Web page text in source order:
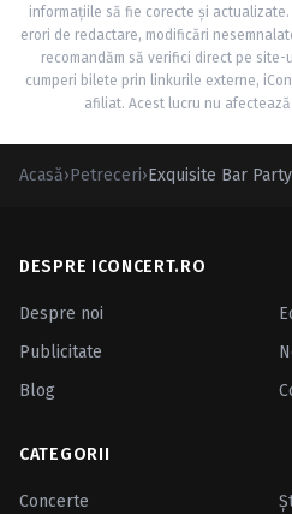
informațiile să fie corecte și
erori de redactare, modificări
recomandăm să verifici direct pe
cumperi bilete prin linkurile externe,
afiliat. Acest lucru nu
Acasă›Petreceri›Exquisite Bar
DESPRE ICONCERT.RO
Despre noi
Publicitate
Blog
CATEGORII
Concerte